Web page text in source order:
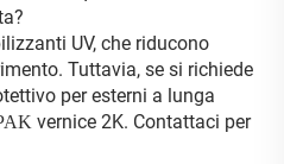
UV, che riducono
Tuttavia, se si richiede
per esterni a lunga
vernice 2K. Contattaci per